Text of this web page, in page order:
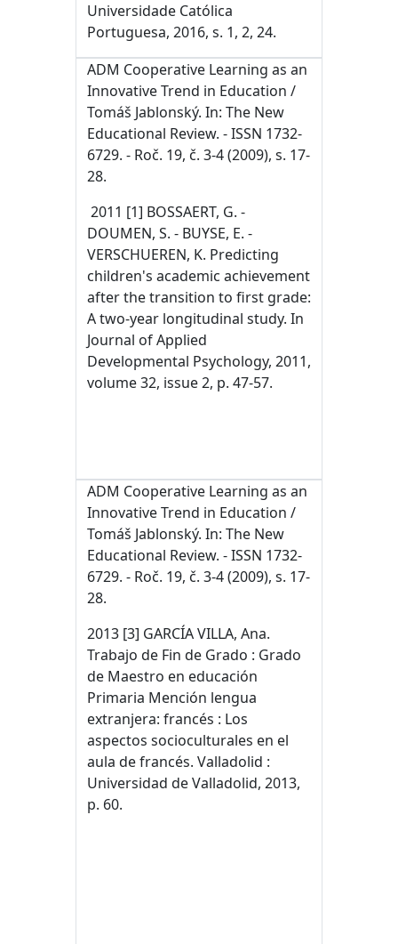
Universidade Católica
Portuguesa, 2016, s. 1, 2, 24.
ADM Cooperative Learning as an
Innovative Trend in Education /
Tomáš Jablonský. In: The New
Educational Review. - ISSN 1732-
6729. - Roč. 19, č. 3-4 (2009), s. 17-
28.
2011 [1] BOSSAERT, G. -
DOUMEN, S. - BUYSE, E. -
VERSCHUEREN, K. Predicting
children's academic achievement
after the transition to first grade:
A two-year longitudinal study. In
Journal of Applied
Developmental Psychology, 2011,
volume 32, issue 2, p. 47-57.
ADM Cooperative Learning as an
Innovative Trend in Education /
Tomáš Jablonský. In: The New
Educational Review. - ISSN 1732-
6729. - Roč. 19, č. 3-4 (2009), s. 17-
28.
2013 [3] GARCÍA VILLA, Ana.
Trabajo de Fin de Grado : Grado
de Maestro en educación
Primaria Mención lengua
extranjera: francés : Los
aspectos socioculturales en el
aula de francés. Valladolid :
Universidad de Valladolid, 2013,
p. 60.